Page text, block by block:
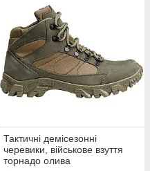
Тактичні демісезонні
черевики, військове взуття
торнадо олива